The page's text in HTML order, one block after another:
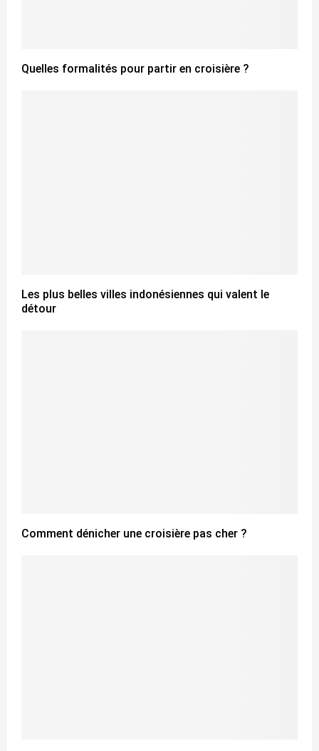
Quelles formalités pour partir en croisière ?
Les plus belles villes indonésiennes qui valent le
détour
Comment dénicher une croisière pas cher ?